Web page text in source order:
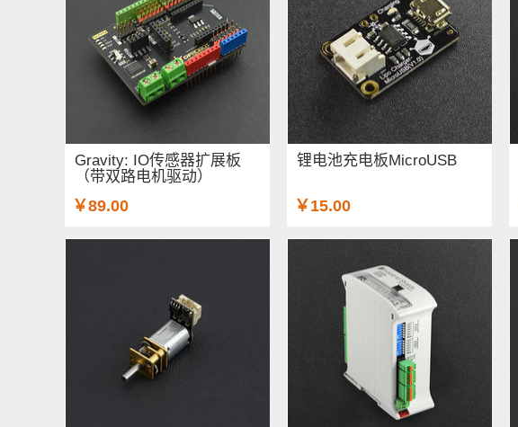
Gravity: IO传感器扩展板
（带双路电机驱动）
￥89.00
锂电池充电板MicroUSB
￥15.00